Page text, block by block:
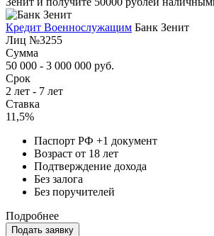
Кредит Военнослужащим Банк Зенит
Лиц №3255
Сумма
50 000 - 3 000 000 руб.
Срок
2 лет - 7 лет
Ставка
11,5%
Паспорт РФ +1 документ
Возраст от 18 лет
Подтверждение дохода
Без залога
Без поручителей
Подробнее
Подать заявку